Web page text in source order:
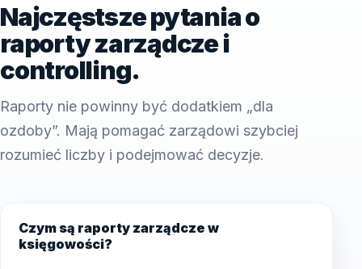
Najczęstsze pytania o
raporty zarządcze i
controlling.
Raporty nie powinny być dodatkiem „dla
ozdoby”. Mają pomagać zarządowi szybciej
rozumieć liczby i podejmować decyzje.
Czym są raporty zarządcze w
księgowości?